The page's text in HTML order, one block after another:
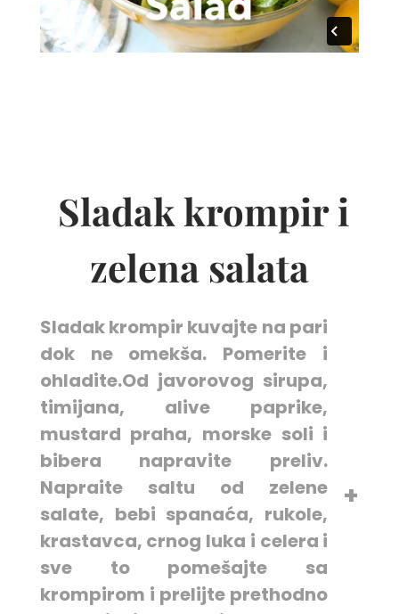
Sladak krompir i
zelena salata
Sladak krompir kuvajte na pari
dok ne omekša. Pomerite i
ohladite.Od javorovog sirupa,
timijana, alive paprike,
mustard praha, morske soli i
bibera napravite preliv.
Napraite saltu od zelene
salate, bebi spanaća, rukole,
krastavca, crnog luka i celera i
sve to pomešajte sa
krompirom i prelijte prethodno